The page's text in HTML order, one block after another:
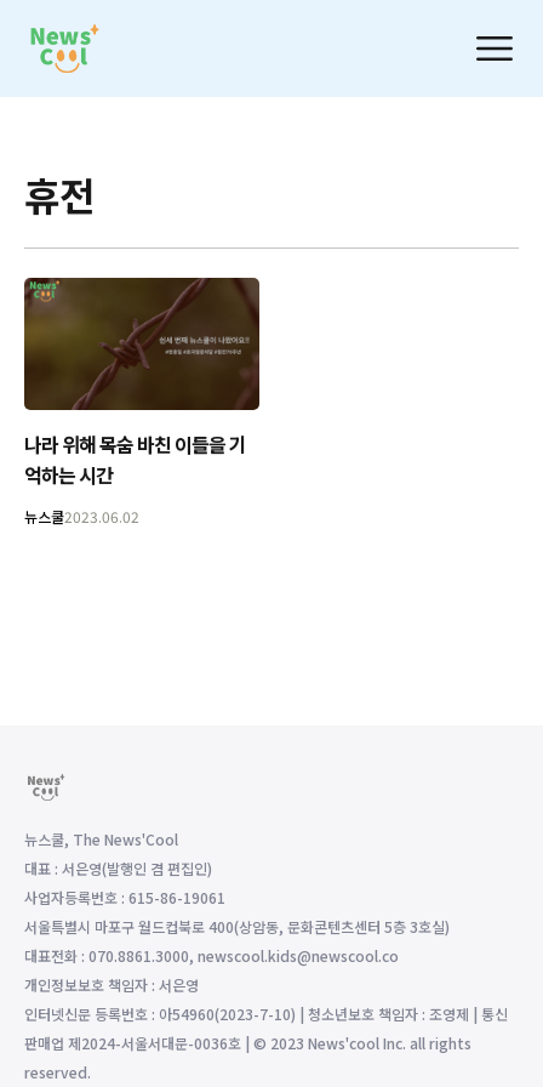
휴전
나라 위해 목숨 바친 이들을 기
억하는 시간
뉴스쿨2023.06.02
뉴스쿨, The News'Cool
대표 : 서은영(발행인 겸 편집인)
사업자등록번호 : 615-86-19061
서울특별시 마포구 월드컵북로 400(상암동, 문화콘텐츠센터 5층 3호실)
대표전화 : 070.8861.3000, newscool.kids@newscool.co
개인정보보호 책임자 : 서은영
인터넷신문 등록번호 : 아54960(2023-7-10) | 청소년보호 책임자 : 조영제 | 통신
판매업 제2024-서울서대문-0036호 | © 2023 News'cool Inc. all rights
reserved.